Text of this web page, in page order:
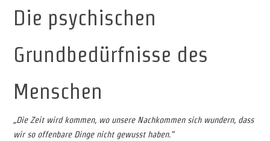
Die psychischen
Grundbedürfnisse des
Menschen
„Die Zeit wird kommen, wo unsere Nachkommen sich wundern, dass
wir so offenbare Dinge nicht gewusst haben.“